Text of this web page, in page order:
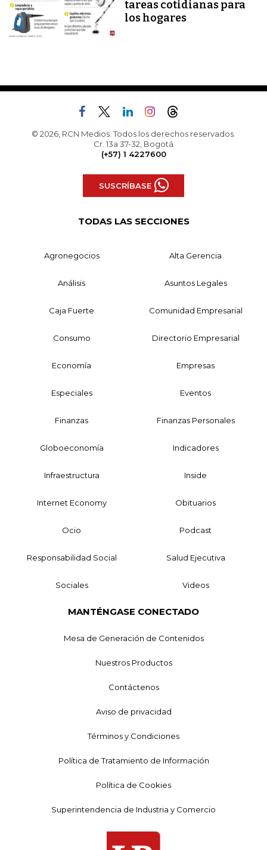
tareas cotidianas para
los hogares
© 2026, RCN Medios. Todos los derechos reservados.
Cr. 13a 37-32, Bogotá
(+57) 1 4227600
SUSCRÍBASE
TODAS LAS SECCIONES
Agronegocios Alta Gerencia
Análisis Asuntos Legales
Caja Fuerte Comunidad Empresarial
Consumo Directorio Empresarial
Economía Empresas
Especiales Eventos
Finanzas Finanzas Personales
Globoeconomía Indicadores
Infraestructura Inside
Internet Economy Obituarios
Ocio Podcast
Responsabilidad Social Salud Ejecutiva
Sociales Videos
MANTÉNGASE CONECTADO
Mesa de Generación de Contenidos
Nuestros Productos
Contáctenos
Aviso de privacidad
Términos y Condiciones
Política de Tratamiento de Información
Política de Cookies
Superintendencia de Industria y Comercio